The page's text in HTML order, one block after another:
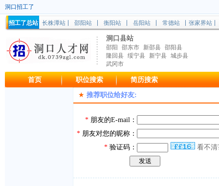
洞口招工了
招工了总站 长株潭站 邵阳站 衡阳站 岳阳站 常德站 张家界站
洞口县站
邵阳 邵东市 新邵县 邵阳县
隆回县 绥宁县 新宁县 城步县
武冈市
首页 职位搜索 简历搜索
★ 推荐职位给好友:
* 朋友的E-mail：
* 朋友对您的昵称：
* 验证码： 看不清